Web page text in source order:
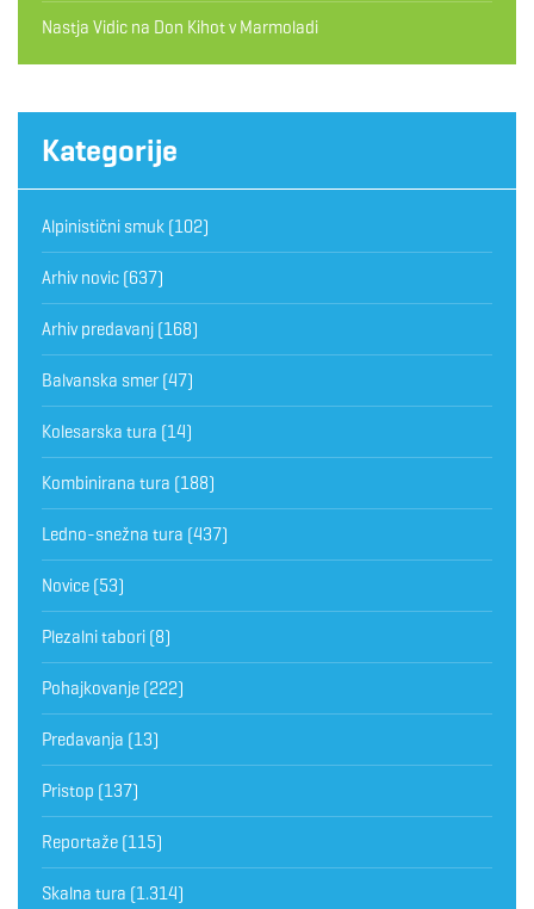
Nastja Vidic na Don Kihot v Marmoladi
Kategorije
Alpinistični smuk (102)
Arhiv novic (637)
Arhiv predavanj (168)
Balvanska smer (47)
Kolesarska tura (14)
Kombinirana tura (188)
Ledno-snežna tura (437)
Novice (53)
Plezalni tabori (8)
Pohajkovanje (222)
Predavanja (13)
Pristop (137)
Reportaže (115)
Skalna tura (1.314)